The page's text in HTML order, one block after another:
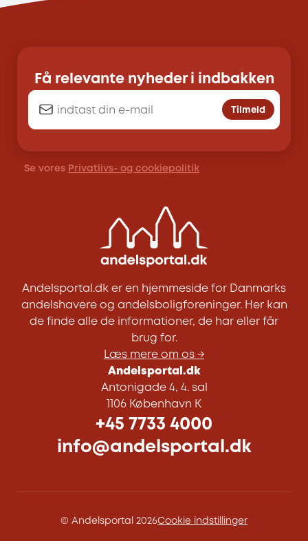
Få relevante nyheder i indbakken
Tilmeld
Se vores Privatlivs- og cookiepolitik
Andelsportal.dk er en hjemmeside for Danmarks
andelshavere og andelsboligforeninger. Her kan
de finde alle de informationer, de har eller får
brug for.
Læs mere om os →
Andelsportal.dk
Antonigade 4, 4. sal
1106 København K
+45 7733 4000
info@andelsportal.dk
© Andelsportal 2026Cookie indstillinger